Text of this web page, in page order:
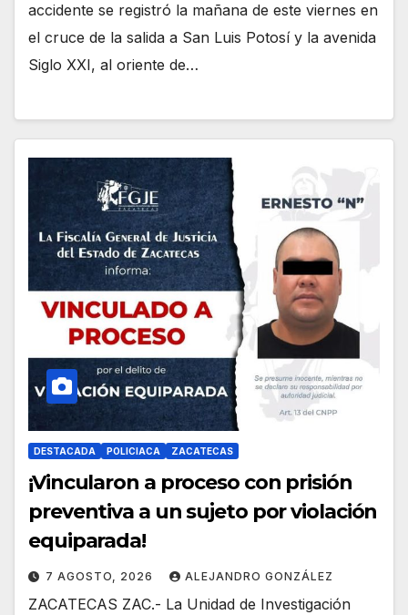
accidente se registró la mañana de este viernes en
el cruce de la salida a San Luis Potosí y la avenida
Siglo XXI, al oriente de…
DESTACADA POLICIACA ZACATECAS
¡Vincularon a proceso con prisión
preventiva a un sujeto por violación
equiparada!
7 AGOSTO, 2026 ALEJANDRO GONZÁLEZ
ZACATECAS ZAC.- La Unidad de Investigación